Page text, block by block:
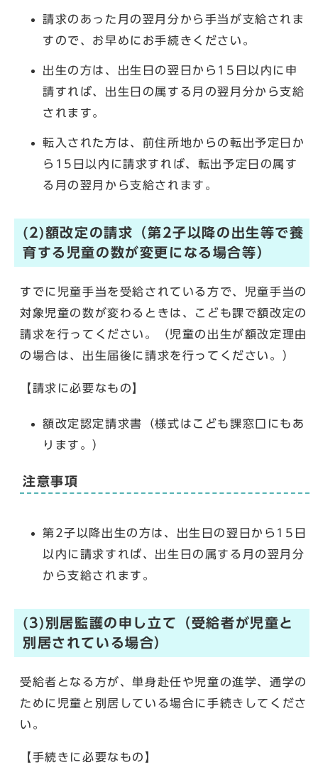
請求のあった月の翌月分から手当が支給されま
すので、お早めにお手続きください。
出生の方は、出生日の翌日から15日以内に申
請すれば、出生日の属する月の翌月分から支給
されます。
転入された方は、前住所地からの転出予定日か
ら15日以内に請求すれば、転出予定日の属す
る月の翌月から支給されます。
(2)額改定の請求（第2子以降の出生等で養
育する児童の数が変更になる場合等）
すでに児童手当を受給されている方で、児童手当の
対象児童の数が変わるときは、こども課で額改定の
請求を行ってください。（児童の出生が額改定理由
の場合は、出生届後に請求を行ってください。）
【請求に必要なもの】
額改定認定請求書（様式はこども課窓口にもあ
ります。）
注意事項
第2子以降出生の方は、出生日の翌日から15日
以内に請求すれば、出生日の属する月の翌月分
から支給されます。
(3)別居監護の申し立て（受給者が児童と
別居されている場合）
受給者となる方が、単身赴任や児童の進学、通学の
ために児童と別居している場合に手続きしてくださ
い。
【手続きに必要なもの】